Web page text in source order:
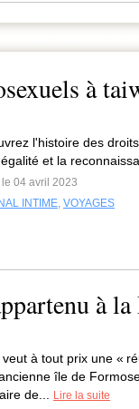
à
l'histoire des
et la
le 04 avril 2023
INTIME, VOYAGES
à
veut à tout prix une «
île de
de...
Lire la suite